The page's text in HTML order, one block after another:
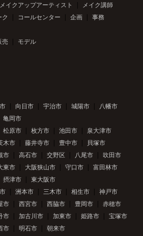
メイクアップアーティスト
メイク講師
コールセンター 企画
事務
売
モデル
向日市 宇治市 城陽市
八幡市
亀岡市
松原市 枚方市 池田市
泉大津市
木市 藤井寺市 豊中市
貝塚市
市 高石市 交野区 八尾市
吹田市
東市 大阪狭山市 守口市
富田林市
摂津市
東大阪市
洲本市 三木市 相生市
神戸市
市 西宮市 西脇市 豊岡市
赤穂市
市 加古川市 加東市 姫路市
宝塚市
市 明石市 朝来市